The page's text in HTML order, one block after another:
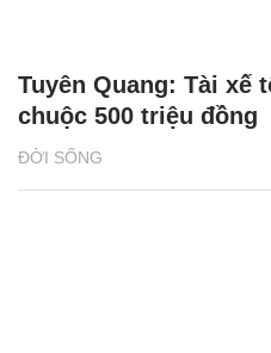
ĐỜI SỐNG
Tuyên Quang: Tài xế
chuộc 500 triệu đồng